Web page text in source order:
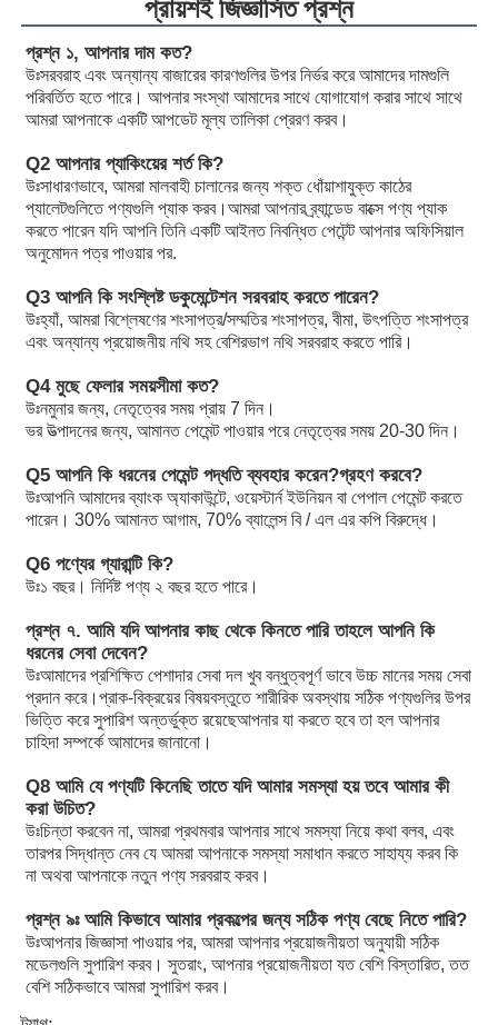
4WE6J62/EG24N9K4
4WRKE 25 E350L-3X/6EG24EK31/A1D3M
4WRKE 27 E500L-3X/6EG24K31/A1D3M
4WRKE 27 W6-500L-3X/6EG24K31/A1D3M
4WREE 6 W32-2X/G24K31/A1V
R900941300DBEM 10-5X/200XYG24K4M-1
R900977802DBEM 20-5X/200XYG24NK4M-1
R901000846DBET-6X/200G24K4V
4WRLE 16 X200M-3X/G24K0/A1M-811
4WRLE 16 X200M-3X/G24ETK0/A1M-812
4WRPEH 6 C3 B40L-2X/G24K0/A1M
4WRKE10E100L-3X/6EG24EK31/A1D3M
4WRKE16E125L-3X/6EG24EK31/A1D3M
4WRKE16E200L-3X/6EG24ETK31/A1D3M
Z2FS6-2-4X/2QV
Z2S10-1-3X
Z2FS10-5-3X/V
Z2S16-1-5
Z2FS16-3X/S
Z2FS22-3X/S2
ZDB6VP2-4X/200V
ZDB6VP2-4X/315
ZDR6DP2-4X/75YM
ZDR6DP2-4X/150YM
ZDR10DP2-5X/150YM
ZDR10DP2-5X/210YM
A10VSO18DFR1/31R-PPA12NOO
A10VSO28DFR1/31R-PPA12NOO
A10VSO45DFR1/31R-PPA12NOO
A10VSO71DFR1/31R-PPA12NOO
A10VSO100DFR1/31R-PPA12NOO
A10VSO100DFR1/32R-VPB12NOO
A10VSO140DRS/32R-VPB12NOO
A10VSO140DFR1/31R-PPB12NOO
প্রায়শই জিজ্ঞাসিত প্রশ্ন
প্রশ্ন ১, আপনার দাম কত?
উঃসরবরাহ এবং অন্যান্য বাজারের কারণগুলির উপর নির্ভর করে আমাদের দামগুলি
পরিবর্তিত হতে পারে। আপনার সংস্থা আমাদের সাথে যোগাযোগ করার সাথে সাথে
আমরা আপনাকে একটি আপডেট মূল্য তালিকা প্রেরণ করব।
Q2 আপনার প্যাকিংয়ের শর্ত কি?
উঃসাধারণভাবে, আমরা মালবাহী চালানের জন্য শক্ত ধোঁয়াশাযুক্ত কাঠের
প্যালেটগুলিতে পণ্যগুলি প্যাক করব।আমরা আপনার ব্র্যান্ডেড বাক্সে পণ্য প্যাক
করতে পারেন যদি আপনি তিনি একটি আইনত নিবন্ধিত পেটেন্ট আপনার অফিসিয়াল
অনুমোদন পত্র পাওয়ার পর.
Q3 আপনি কি সংশ্লিষ্ট ডকুমেন্টেশন সরবরাহ করতে পারেন?
উঃহ্যাঁ, আমরা বিশ্লেষণের শংসাপত্র/সম্মতির শংসাপত্র, বীমা, উৎপত্তি শংসাপত্র
এবং অন্যান্য প্রয়োজনীয় নথি সহ বেশিরভাগ নথি সরবরাহ করতে পারি।
Q4 মুছে ফেলার সময়সীমা কত?
উঃনমুনার জন্য, নেতৃত্বের সময় প্রায় 7 দিন।
ভর উত্পাদনের জন্য, আমানত পেমেন্ট পাওয়ার পরে নেতৃত্বের সময় 20-30 দিন।
Q5 আপনি কি ধরনের পেমেন্ট পদ্ধতি ব্যবহার করেন?গ্রহণ করবে?
উঃআপনি আমাদের ব্যাংক অ্যাকাউন্টে, ওয়েস্টার্ন ইউনিয়ন বা পেপাল পেমেন্ট করতে
পারেন। 30% আমানত আগাম, 70% ব্যালেন্স বি / এল এর কপি বিরুদ্ধে।
Q6 পণ্যের গ্যারান্টি কি?
উঃ১ বছর। নির্দিষ্ট পণ্য ২ বছর হতে পারে।
প্রশ্ন ৭. আমি যদি আপনার কাছ থেকে কিনতে পারি তাহলে আপনি কি
ধরনের সেবা দেবেন?
উঃআমাদের প্রশিক্ষিত পেশাদার সেবা দল খুব বন্ধুত্বপূর্ণ ভাবে উচ্চ মানের সময় সেবা
প্রদান করে।প্রাক-বিক্রয়ের বিষয়বস্তুতে শারীরিক অবস্থায় সঠিক পণ্যগুলির উপর
ভিত্তি করে সুপারিশ অন্তর্ভুক্ত রয়েছেআপনার যা করতে হবে তা হল আপনার
চাহিদা সম্পর্কে আমাদের জানানো।
Q8 আমি যে পণ্যটি কিনেছি তাতে যদি আমার সমস্যা হয় তবে আমার কী
করা উচিত?
উঃচিন্তা করবেন না, আমরা প্রথমবার আপনার সাথে সমস্যা নিয়ে কথা বলব, এবং
তারপর সিদ্ধান্ত নেব যে আমরা আপনাকে সমস্যা সমাধান করতে সাহায্য করব কি
না অথবা আপনাকে নতুন পণ্য সরবরাহ করব।
প্রশ্ন ৯ঃ আমি কিভাবে আমার প্রকল্পের জন্য সঠিক পণ্য বেছে নিতে পারি?
উঃআপনার জিজ্ঞাসা পাওয়ার পর, আমরা আপনার প্রয়োজনীয়তা অনুযায়ী সঠিক
মডেলগুলি সুপারিশ করব। সুতরাং, আপনার প্রয়োজনীয়তা যত বেশি বিস্তারিত, তত
বেশি সঠিকভাবে আমরা সুপারিশ করব।